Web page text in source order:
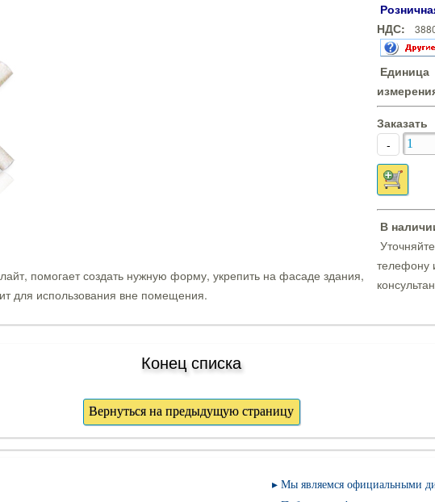
помогает создать нужную форму, укрепить на фасаде здания,
для использования вне помещения.
НДС:
Единица
Заказать
-
В
телефону
Конец списка
Мы являемся официальными